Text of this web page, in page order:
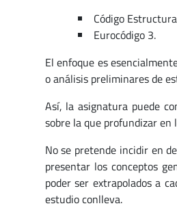
Código
Eurocódigo 3.
El enfoque es
o análisis preliminares de
Así, la asignatura puede
sobre la que profundizar en
No se pretende incidir en
presentar los conceptos
poder ser extrapolados a
estudio conlleva.